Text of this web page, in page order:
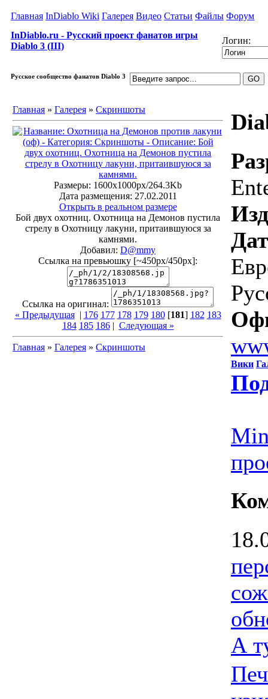
Главная InDiablo Wiki Галерея Видео Статьи Файлы Форум
InDiablo.ru - Русский проект фанатов игры
Diablo 3 (III)
Логин:
Русское сообщество фанатов Diablo 3
Главная » Галерея » Скриншоты
Размеры: 1600x1000px/264.3Kb
Дата размещения: 27.02.2011
Открыть в реальном размере
Бой двух охотниц. Охотница на Демонов пустила
стрелу в Охотницу лакуни, притаившуюся за
камнями.
Добавил: D@mmy
Ссылка на превьюшку [~450px/450px]:
Ссылка на оригинал:
« Предыдущая| 176 177 178 179 180[181] 182 183
184 185 186| Следующая »
Главная » Галерея » Скриншоты
Вики
А